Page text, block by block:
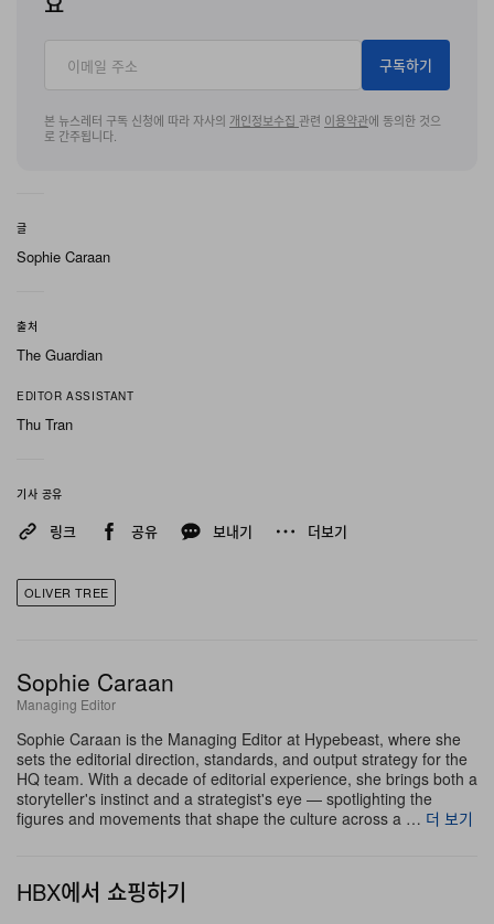
로, 한 경찰 소식통은 이 사실을
에 전했다. 충돌 원인
리우데자네이루 군 소방 당국은 화재가 이후 진압되었다고
밝혔다. 헬리콥터 한 대에는 5명이, 다른 한 대에는 조종사
리콥터에는 브라질 음악 프로듀서, 아르헨티나 출신 영상
감독, 그리고 온라인에서 가스피(Gaspi)라는 이름으로 알
다. 화재 피해가 극심해 보도 시점에는 희생자들의 신원이
트리는 6월 4일 아르헨티나 부에노스아이레스에서 공연을
가졌으며, 사고 전날에는 브라질의 한 동네에서 축구를 하
어 기간 동안 그는 7개 대륙 30개국에서 70회가 넘는 공연
트레이드마크인 바가지 머리와 의도적으로 기괴한 인터넷
페르소나로 잘 알려진 트리는 스포티파이에서 월간 청취자
1,100만 명이 넘는 팬덤을 구축했고, 대표곡들은 누적 스
트리밍 7억 회를 돌파했다. 대표곡으로는 “Life Goes
On”, “Miss You”, “Alien Boy” 등이 있다. 2024년에는 독
일 프로듀서 로빈 슐츠(Robin Schulz)와 함께한 “Miss
영국 싱글 차트에서 최고 3위를 기록했다. 2020년에는 높
구독하기
본 뉴스레터 구독 신청에 따라 자사의 개인정보수집 관련 이용약관에 동의한 것으
로 간주됩니다.
글
Sophie Caraan
출처
The Guardian
EDITOR ASSISTANT
Thu Tran
기사 공유
링크 공유 보내기 더보기
OLIVER TREE
Sophie Caraan
Managing Editor
Sophie Caraan is the Managing Editor at Hypebeast, where she
sets the editorial direction, standards, and output strategy for the
HQ team. With a decade of editorial experience, she brings both a
storyteller's instinct and a strategist's eye — spotlighting the
figures and movements that shape the culture across a … 더 보기
HBX에서 쇼핑하기